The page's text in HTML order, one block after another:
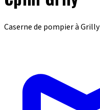
Caserne de pompier à Grilly